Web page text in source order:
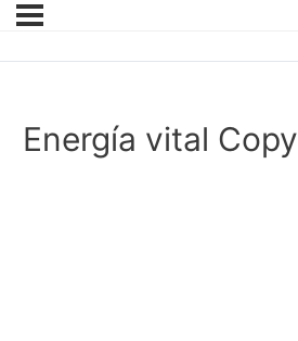
Energía vital Copy